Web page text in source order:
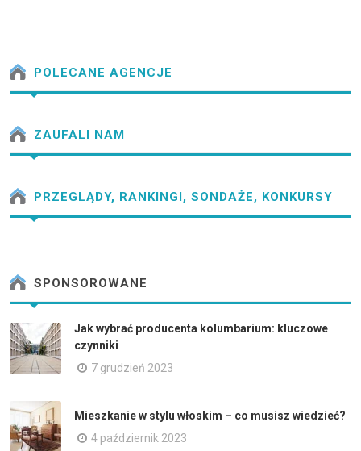
POLECANE AGENCJE
ZAUFALI NAM
PRZEGLĄDY, RANKINGI, SONDAŻE, KONKURSY
SPONSOROWANE
Jak wybrać producenta kolumbarium: kluczowe
czynniki
7 grudzień 2023
Mieszkanie w stylu włoskim – co musisz wiedzieć?
4 październik 2023